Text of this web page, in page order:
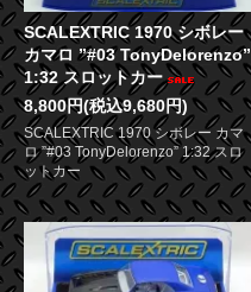
SCALEXTRIC 1970 シボレー
カマロ ”#03 TonyDelorenzo”
1:32 スロットカー
8,800円(税込9,680円)
SCALEXTRIC 1970 シボレー カマ
ロ ”#03 TonyDelorenzo” 1:32 スロ
ットカー